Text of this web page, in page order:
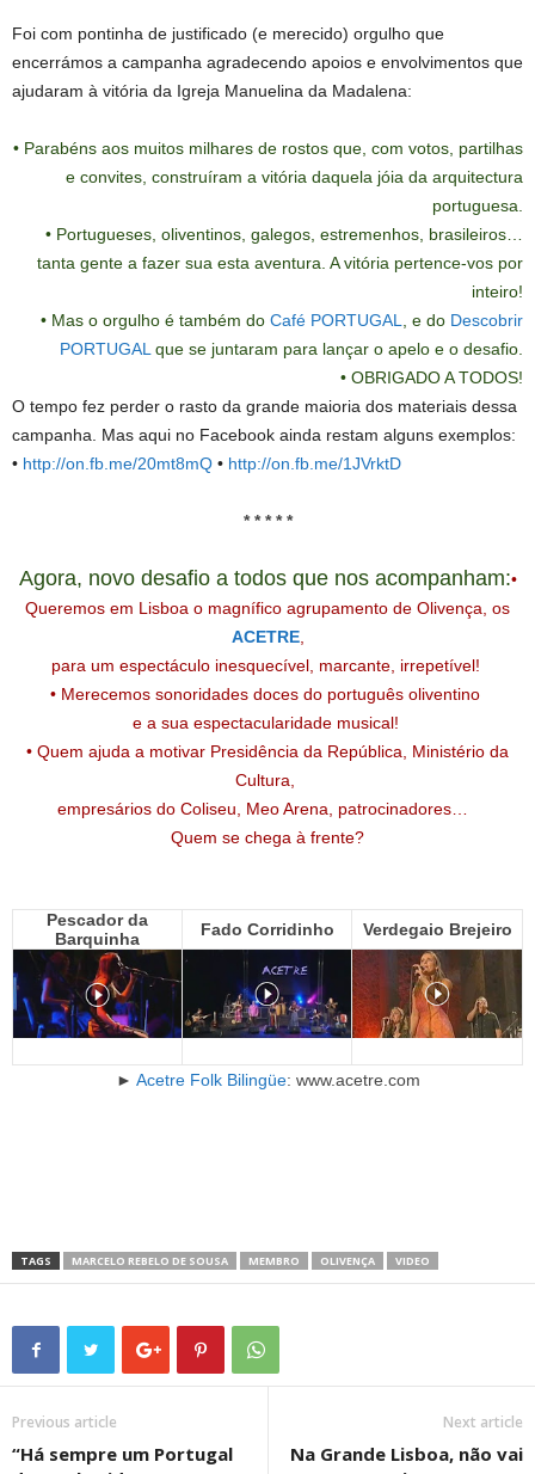
Foi com pontinha de justificado (e merecido) orgulho que
encerrámos a campanha agradecendo apoios e envolvimentos que
ajudaram à vitória da Igreja Manuelina da Madalena:
• Parabéns aos muitos milhares de rostos que, com votos, partilhas
e convites, construíram a vitória daquela jóia da arquitectura
portuguesa.
• Portugueses, oliventinos, galegos, estremenhos, brasileiros…
tanta gente a fazer sua esta aventura. A vitória pertence-vos por
inteiro!
• Mas o orgulho é também do Café PORTUGAL , e do Descobrir
PORTUGAL que se juntaram para lançar o apelo e o desafio.
• OBRIGADO A TODOS!
O tempo fez perder o rasto da grande maioria dos materiais dessa
campanha. Mas aqui no Facebook ainda restam alguns exemplos:
• http://on.fb.me/20mt8mQ • http://on.fb.me/1JVrktD
* * * * *
Agora, novo desafio a todos que nos acompanham:•
Queremos em Lisboa o magnífico agrupamento de Olivença, os
ACETRE,
para um espectáculo inesquecível, marcante, irrepetível!
• Merecemos sonoridades doces do português oliventino
e a sua espectacularidade musical!
• Quem ajuda a motivar Presidência da República, Ministério da
Cultura,
empresários do Coliseu, Meo Arena, patrocinadores…
Quem se chega à frente?
Pescador da
Barquinha
Fado Corridinho Verdegaio Brejeiro
► Acetre Folk Bilingüe: www.acetre.com
TAGS MARCELO REBELO DE SOUSA MEMBRO OLIVENÇA VIDEO
Previous article
“Há sempre um Portugal
Next article
Na Grande Lisboa, não vai